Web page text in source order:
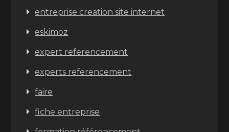
entreprise creation site internet
eskimoz
expert referencement
experts referencement
faire
fiche entreprise